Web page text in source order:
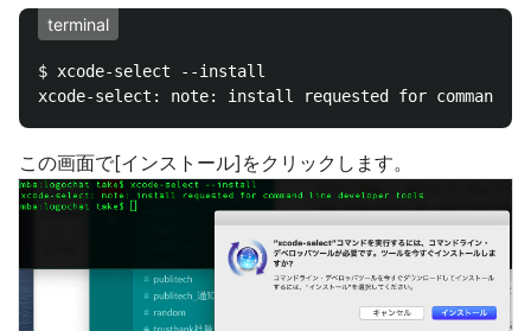
terminal
$ xcode-select --install
この画面で[インストール]をクリックします。